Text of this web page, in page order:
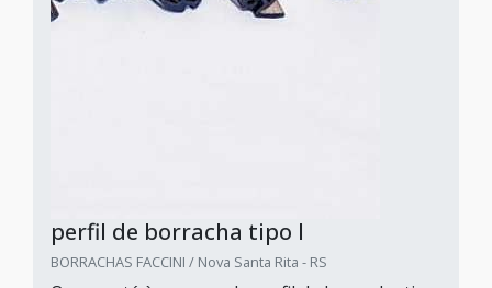
perfil de borracha tipo l
BORRACHAS FACCINI / Nova Santa Rita - RS